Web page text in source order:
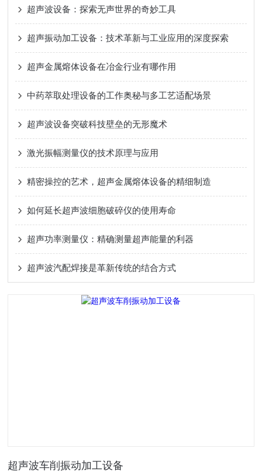
超声波设备：探索无声世界的奇妙工具
超声振动加工设备：技术革新与工业应用的深度探索
超声金属熔体设备在冶金行业有哪作用
中药萃取处理设备的工作奥秘与多工艺适配场景
超声波设备突破科技壁垒的无形魔术
激光振幅测量仪的技术原理与应用
精密操控的艺术，超声金属熔体设备的精细制造
如何延长超声波细胞破碎仪的使用寿命
超声功率测量仪：精确测量超声能量的利器
超声波汽配焊接是革新传统的结合方式
超声波车削振动加工设备